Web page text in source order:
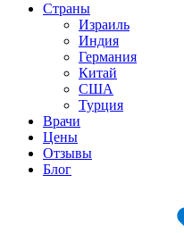
Страны
Израиль
Индия
Германия
Китай
США
Турция
Врачи
Цены
Отзывы
Блог